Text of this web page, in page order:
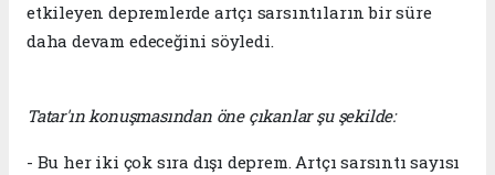
etkileyen depremlerde artçı sarsıntıların bir süre
daha devam edeceğini söyledi.
Tatar'ın konuşmasından öne çıkanlar şu şekilde:
- Bu her iki çok sıra dışı deprem. Artçı sarsıntı sayısı